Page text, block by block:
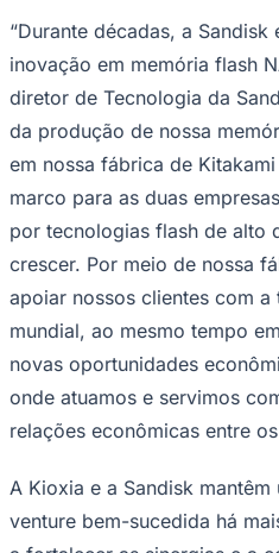
Ceará
diretor de Tecnologia da
da produção de nossa
em nossa fábrica de
marco para as duas
por tecnologias flash de alto
crescer. Por meio de nossa
apoiar nossos clientes com
mundial, ao mesmo tempo
novas oportunidades
onde atuamos e servimos
relações econômicas entre
A Kioxia e a Sandisk mantêm
a fortalecer as sinergias e a
do desenvolvimento